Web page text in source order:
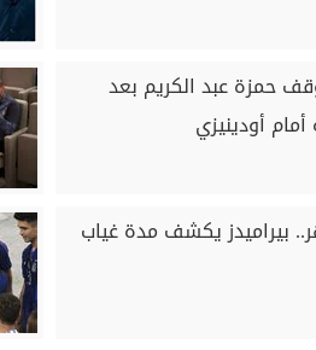
حمزة عبد الكريم بعد
أودينيزي
بيراميدز يكشف مدة غياب